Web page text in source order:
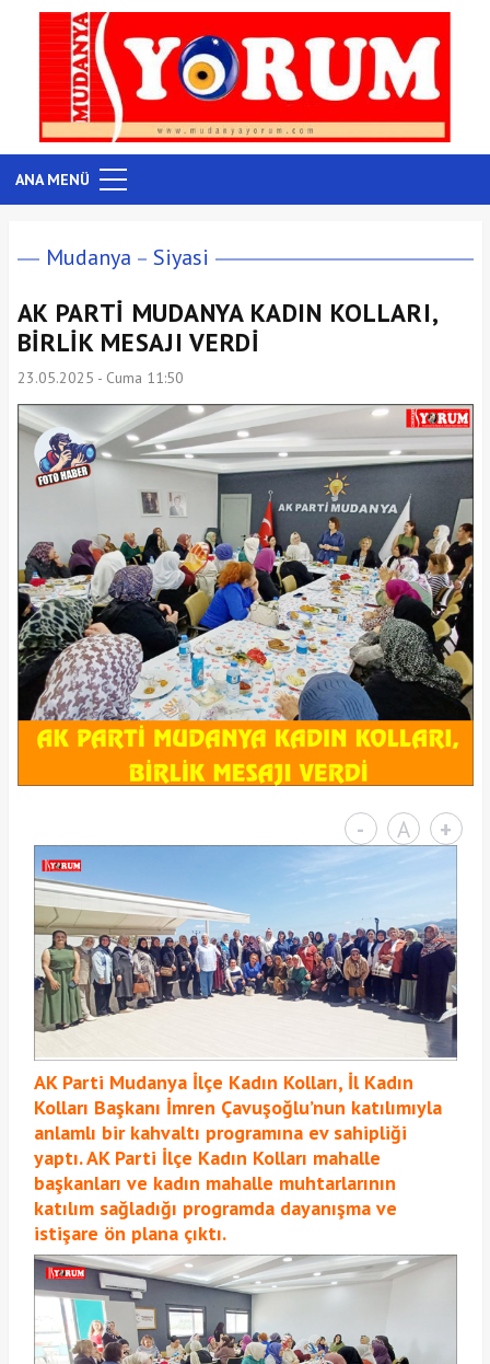
ANA MENÜ
Mudanya Siyasi
AK PARTİ MUDANYA KADIN KOLLARI,
BİRLİK MESAJI VERDİ
23.05.2025 - Cuma 11:50
- A +
AK Parti Mudanya İlçe Kadın Kolları, İl Kadın
Kolları Başkanı İmren Çavuşoğlu’nun katılımıyla
anlamlı bir kahvaltı programına ev sahipliği
yaptı. AK Parti İlçe Kadın Kolları mahalle
başkanları ve kadın mahalle muhtarlarının
katılım sağladığı programda dayanışma ve
istişare ön plana çıktı.